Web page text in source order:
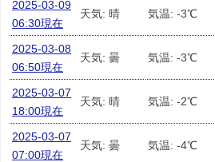
2025-03-09
06:30現在
天気: 晴 気温: -3℃
2025-03-08
06:50現在
天気: 曇 気温: -3℃
2025-03-07
18:00現在
天気: 晴 気温: -2℃
2025-03-07
07:00現在
天気: 曇 気温: -4℃